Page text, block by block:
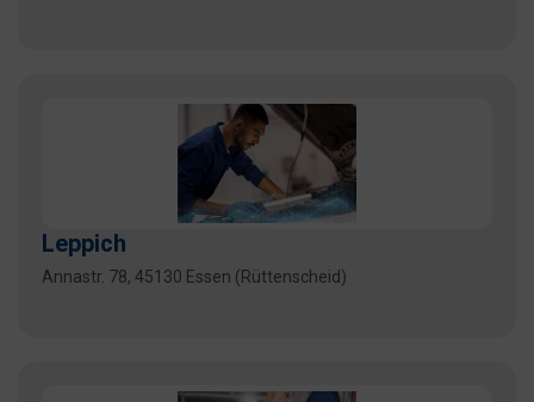
Leppich
Annastr. 78, 45130 Essen (Rüttenscheid)